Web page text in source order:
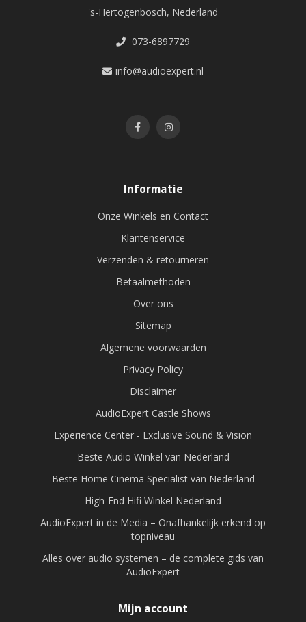
's-Hertogenbosch, Nederland
073-6897729
info@audioexpert.nl
Informatie
Onze Winkels en Contact
Klantenservice
Verzenden & retourneren
Betaalmethoden
Over ons
Sitemap
Algemene voorwaarden
Privacy Policy
Disclaimer
AudioExpert Castle Shows
Experience Center - Exclusive Sound & Vision
Beste Audio Winkel van Nederland
Beste Home Cinema Specialist van Nederland
High-End Hifi Winkel Nederland
AudioExpert in de Media – Onafhankelijk erkend op
topniveau
Alles over audio systemen – de complete gids van
AudioExpert
Mijn account